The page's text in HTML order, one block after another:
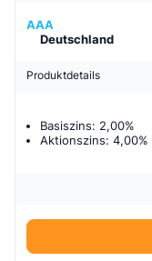
AAA
Deutschland
Produktdetails
Basiszins: 2,00%
Aktionszins: 4,00%